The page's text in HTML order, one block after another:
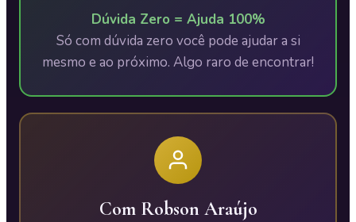
Dúvida Zero = Ajuda 100%
Só com dúvida zero você pode ajudar a si
mesmo e ao próximo. Algo raro de encontrar!
Com Robson Araújo